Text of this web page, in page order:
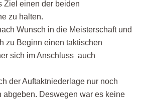
Ziel einen der beiden
zu halten.
Wunsch in die Meisterschaft und
zu Beginn einen taktischen
sich im Anschluss auch
der Auftaktniederlage nur noch
abgeben. Deswegen war es keine